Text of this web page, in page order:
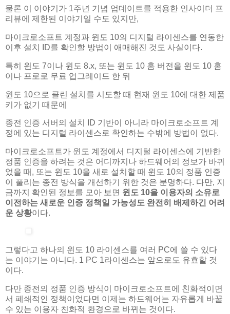
물론 이 이야기가 1주년 기념 업데이트를 적용한 인사이더 프
리뷰에 제한된 이야기일 수도 있지만,
마이크로소프트 계정과 윈도 10의 디지털 라이센스를 연동한
이후 설치 ID를 확인할 방법이 애매해진 것도 사실이다.
특히 윈도 7이나 윈도 8.x, 또는 윈도 10 홈 버전을 윈도 10 홈
이나 프로로 무료 업그레이드 한 뒤
윈도 10으로 클린 설치를 시도할 때 현재 윈도 10에 대한 제품
키가 없기 때문에
종전 인증 서버의 설치 ID 기반이 아니라 마이크로소프트 계
정에 있는 디지털 라이센스로 확인하는 수밖에 방법이 없다.
마이크로소프트가 윈도 계정에서 디지털 라이센스에 기반한
정품 인증을 하려는 것은 어디까지나 하드웨어의 정보가 바뀌
었을 때, 또는 윈도 10을 새로 설치할 때 윈도 10의 정품 인증
이 풀리는 종전 방식을 개선하기 위한 것은 분명하다. 다만, 지
금까지 확인된 정보를 모아 보면 윈도 10을 이용자의 소유로
이전하는 새로운 인증 정책일 가능성도 완전히 배제하긴 어려
운 상황이다.
그렇다고 하나의 윈도 10 라이센스를 여러 PC에 쓸 수 있다
는 이야기는 아니다. 1 PC 1라이센스는 앞으로도 유효할 것
이다.
다만 종전의 정품 인증 방식이 마이크로소프트에 친화적이면
서 폐쇄적인 정책이었다면 이제는 하드웨어는 자유롭게 바꿀
수 있는 이용자 친화적 환경으로 바뀌는 것이다.